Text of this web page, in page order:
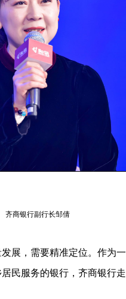
齐商银行副行长邹倩
，需要精准定位。作为
民服务的银行，齐商银行